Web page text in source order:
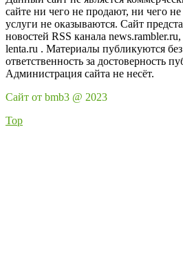
сайте ни чего не продают, ни чего
услуги не оказываются. Сайт
новостей RSS канала
lenta.ru . Материалы публикуются
ответственность за достоверность
Администрация сайта не несёт.
Сайт от bmb3 @ 2023
Top